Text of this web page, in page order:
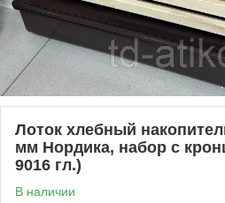
Лоток хлебный
мм Нордика, набор с
9016 гл.)
В наличии